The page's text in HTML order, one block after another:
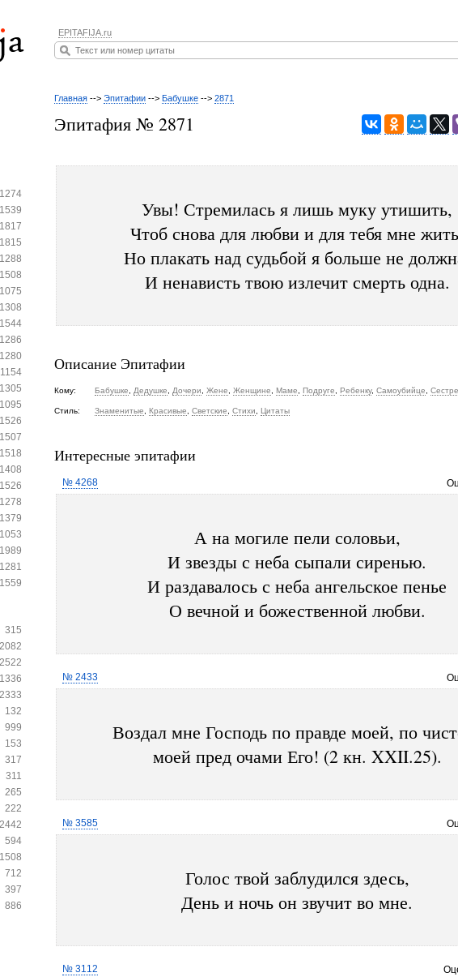
EPITAFIJA.ru
1274
1539
1817
1815
1288
1508
1075
1308
1544
1286
1280
1154
1305
1095
1526
1507
1518
1408
1526
1278
1379
1053
1989
1281
1559
315
2082
2522
1336
2333
132
999
153
317
311
265
222
2442
594
1508
712
397
886
Главная --> Эпитафии --> Бабушке --> 2871
Эпитафия № 2871
Увы! Стремилась я лишь муку утишить,
Чтоб снова для любви и для тебя мне
Но плакать над судьбой я больше не
И ненависть твою излечит смерть одна.
Описание Эпитафии
Кому: Бабушке Дедушке Дочери Жене Женщине Маме Подруге Ребенку, Самоубийце Сестре
Стиль: Знаменитые Красивые Светские Стихи Цитаты
Интересные эпитафии
№ 4268
А на могиле пели соловьи,
И звезды с неба сыпали сиренью.
И раздавалось с неба ангельское пенье
О вечной и божественной любви.
№ 2433
Воздал мне Господь по правде моей, по
моей пред очами Его! (2 кн. XXII.25).
№ 3585
Голос твой заблудился здесь,
День и ночь он звучит во мне.
№ 3112